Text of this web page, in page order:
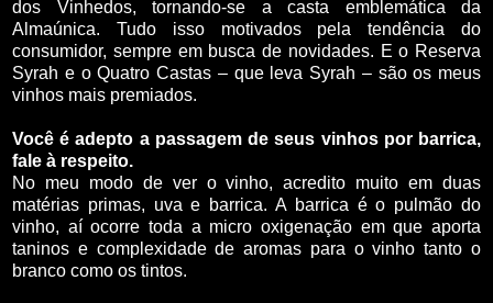
dos Vinhedos, tornando-se a casta emblemática da
Almaúnica. Tudo isso motivados pela tendência do
consumidor, sempre em busca de novidades. E o Reserva
Syrah e o Quatro Castas – que leva Syrah – são os meus
vinhos mais premiados.
Você é adepto a passagem de seus vinhos por barrica,
fale à respeito.
No meu modo de ver o vinho, acredito muito em duas
matérias primas, uva e barrica. A barrica é o pulmão do
vinho, aí ocorre toda a micro oxigenação em que aporta
taninos e complexidade de aromas para o vinho tanto o
branco como os tintos.